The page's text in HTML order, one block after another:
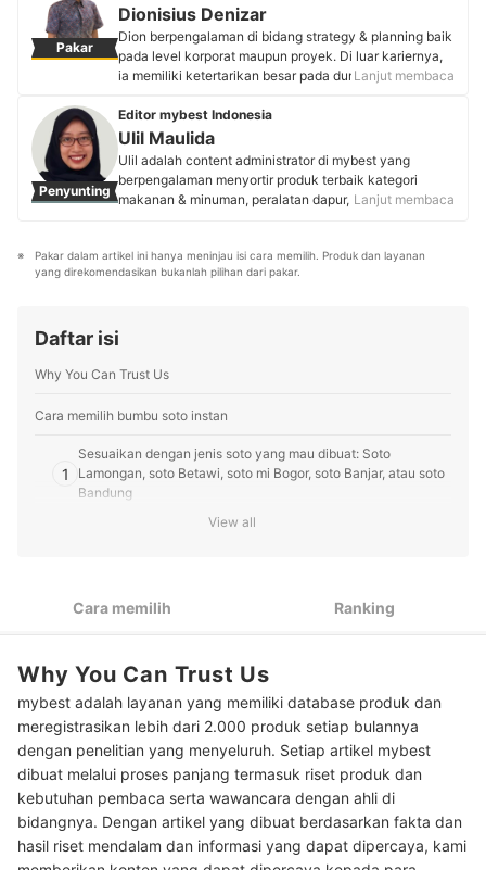
Pakar
Dionisius Denizar
Dion berpengalaman di bidang strategy & planning baik
pada level korporat maupun proyek. Di luar kariernya,
ia memiliki ketertarikan besar pada dunia kuliner,
Minat ini tumbuh sejak kecil dari keluarganya dan
semakin berkembang saat ia menempuh studi S2 di
Belanda pada tahun 2017. Saat ini, Dion aktif bekerja di
perusahaan dan mengeksplorasi bahan masakan. Ia
juga kerap menjadi narasumber dalam acara kuliner.
Profil Dionisius Denizar
Lanjut membaca
Penyunting
Editor mybest Indonesia
Ulil Maulida
Ulil adalah content administrator di mybest yang
berpengalaman menyortir produk terbaik kategori
makanan & minuman, peralatan dapur, skincare, body
brand roti "Rotibati" yang menggunakan ragi alami.
Kombinasi keahlian teknis dan passion pada dunia
Lanjut membaca
Pakar dalam artikel ini hanya meninjau isi cara memilih. Produk dan layanan
yang direkomendasikan bukanlah pilihan dari pakar.
Daftar isi
Why You Can Trust Us
Cara memilih bumbu soto instan
1
Sesuaikan dengan jenis soto yang mau dibuat: Soto
Lamongan, soto Betawi, soto mi Bogor, soto Banjar, atau soto
Bandung
Pilih bumbu soto berbentuk pasta untuk memperoleh kuah
Peringkat Bumbu Soto Instan Terbaik
Bagaimana tips membuat soto sendiri?
Baca juga rekomendasi aneka bumbu instan lainnya di sini
Kesimpulan
View all
Cara memilih Ranking
Why You Can Trust Us
mybest adalah layanan yang memiliki database produk dan
meregistrasikan lebih dari 2.000 produk setiap bulannya
dengan penelitian yang menyeluruh. Setiap artikel mybest
dibuat melalui proses panjang termasuk riset produk dan
kebutuhan pembaca serta wawancara dengan ahli di
bidangnya. Dengan artikel yang dibuat berdasarkan fakta dan
hasil riset mendalam dan informasi yang dapat dipercaya, kami